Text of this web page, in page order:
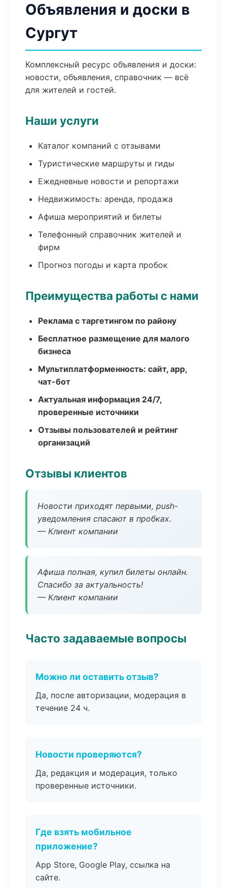
Объявления и доски в
Сургут
Комплексный ресурс объявления и доски:
новости, объявления, справочник — всё
для жителей и гостей.
Наши услуги
Каталог компаний с отзывами
Туристические маршруты и гиды
Ежедневные новости и репортажи
Недвижимость: аренда, продажа
Афиша мероприятий и билеты
Телефонный справочник жителей и
фирм
Прогноз погоды и карта пробок
Преимущества работы с нами
Реклама с таргетингом по району
Бесплатное размещение для малого
бизнеса
Мультиплатформенность: сайт, app,
чат-бот
Актуальная информация 24/7,
проверенные источники
Отзывы пользователей и рейтинг
организаций
Отзывы клиентов
Новости приходят первыми, push-
уведомления спасают в пробках.
— Клиент компании
Афиша полная, купил билеты онлайн.
Спасибо за актуальность!
— Клиент компании
Часто задаваемые вопросы
Можно ли оставить отзыв?
Да, после авторизации, модерация в
течение 24 ч.
Новости проверяются?
Да, редакция и модерация, только
проверенные источники.
Где взять мобильное
приложение?
App Store, Google Play, ссылка на
сайте.